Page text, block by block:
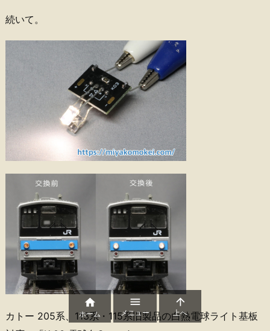
続いて。
カトー 205系、113系・115系旧製品の白熱電球ライト基板

ホーム

メニュー

上へ